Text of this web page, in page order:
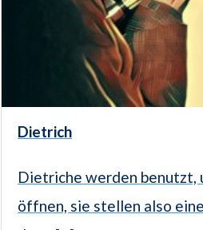
Dietrich
Dietriche werden benutzt,
öffnen, sie stellen also